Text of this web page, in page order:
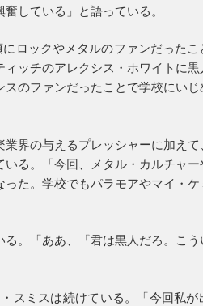
している」と語っている。
ロックやメタルのファンだった
ッチのアレクシス・ホワイトに
のファンだったことで学校にい
業界の与えるプレッシャーに加え
る。「今回、メタル・カルチャー
た。学校でもパラモアやマイ・
。「ああ、『君は黒人だろ。こ
スミスは続けている。「今回私が